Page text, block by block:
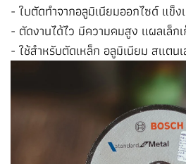
- ใบตัดทำจากอลูมิเนียมออกไซด์ แข็ง
- ตัดงานได้ไว มีความคมสูง แผลเล็ก
- ใช้สำหรับตัดเหล็ก อลูมิเนียม สแตน